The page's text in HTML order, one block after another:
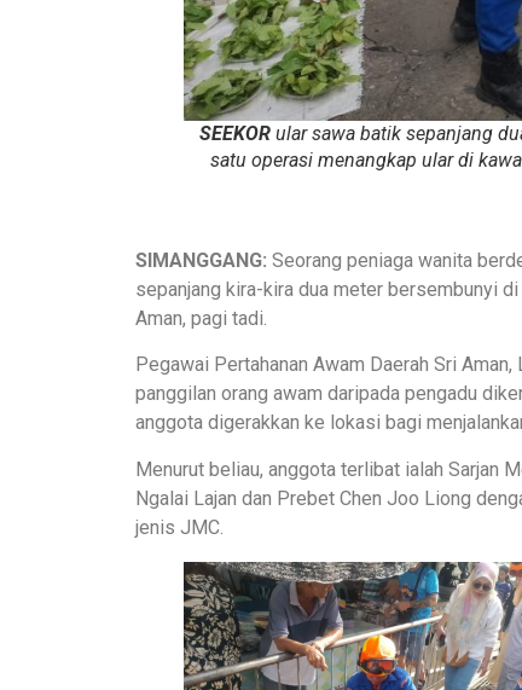
SEEKOR ular sawa batik sepanjang
satu operasi menangkap ular di
SIMANGGANG: Seorang peniaga wanita
sepanjang kira-kira dua meter bersembunyi
Aman, pagi tadi.
Pegawai Pertahanan Awam Daerah Sri
panggilan orang awam daripada pengadu
anggota digerakkan ke lokasi bagi
Menurut beliau, anggota terlibat ialah Sarjan
Ngalai Lajan dan Prebet Chen Joo Liong
jenis JMC.